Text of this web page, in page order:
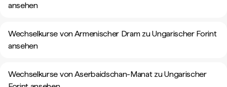
ansehen
Wechselkurse von Armenischer Dram zu Ungarischer Forint
ansehen
Wechselkurse von Aserbaidschan-Manat zu Ungarischer